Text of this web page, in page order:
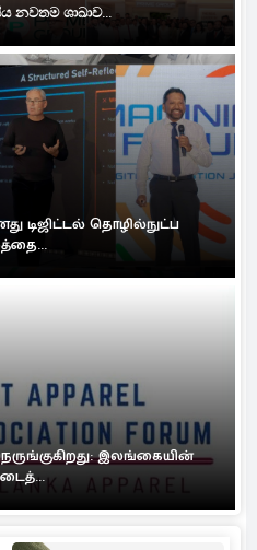
නවතම ශාඛාව...
டிஜிட்டல் தொழில்நுட்ப
இலங்கையின்